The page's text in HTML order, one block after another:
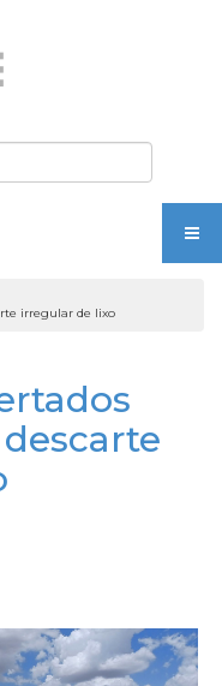
irregular de lixo